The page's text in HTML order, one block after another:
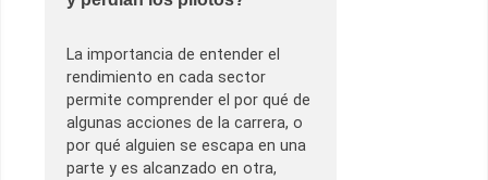
La importancia de entender el
rendimiento en cada sector
permite comprender el por qué de
algunas acciones de la carrera, o
por qué alguien se escapa en una
parte y es alcanzado en otra,